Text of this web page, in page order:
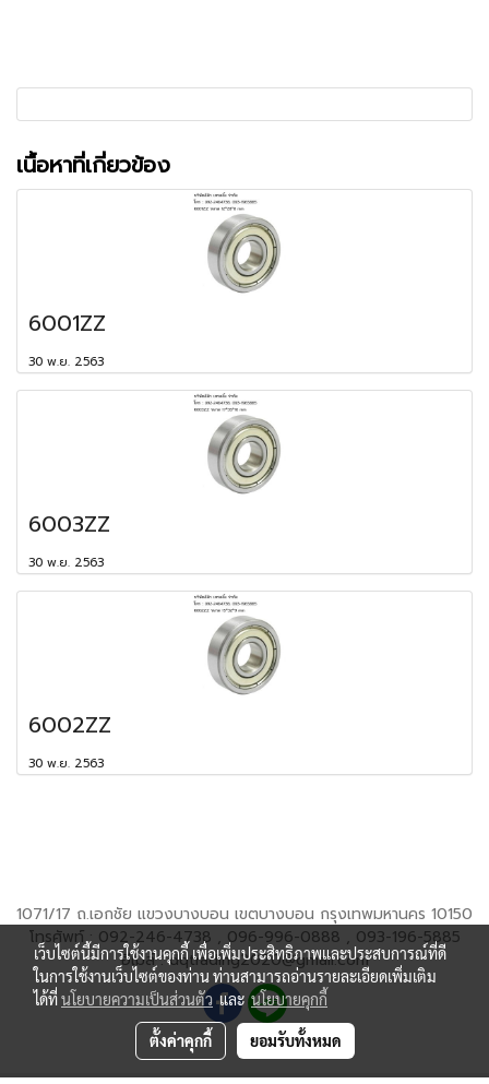
เนื้อหาที่เกี่ยวข้อง
6001ZZ
30 พ.ย. 2563
6003ZZ
30 พ.ย. 2563
6002ZZ
30 พ.ย. 2563
1071/17 ถ.เอกชัย แขวงบางบอน เขตบางบอน กรุงเทพมหานคร 10150
โทรศัพท์ : 092-246-4738 , 096-996-0888 , 093-196-5885
อีเมล์ : dqtrading2020@gmail.com
เว็บไซต์นี้มีการใช้งานคุกกี้ เพื่อเพิ่มประสิทธิภาพและประสบการณ์ที่ดี
ในการใช้งานเว็บไซต์ของท่าน ท่านสามารถอ่านรายละเอียดเพิ่มเติม
ได้ที่นโยบายความเป็นส่วนตัว และนโยบายคุกกี้
ตั้งค่าคุกกี้ ยอมรับทั้งหมด